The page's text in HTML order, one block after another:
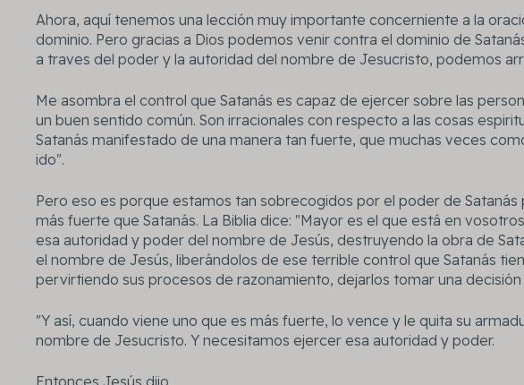
Ahora, aquí tenemos una lección muy importante concerniente a la
dominio. Pero gracias a Dios podemos venir contra el dominio de
a traves del poder y la autoridad del nombre de Jesucristo, podemos
Me asombra el control que Satanás es capaz de ejercer sobre las
un buen sentido común. Son irracionales con respecto a las cosas
Satanás manifestado de una manera tan fuerte, que muchas veces
ido".
Pero eso es porque estamos tan sobrecogidos por el poder de
más fuerte que Satanás. La Biblia dice: "Mayor es el que está en
esa autoridad y poder del nombre de Jesús, destruyendo la obra de
el nombre de Jesús, liberándolos de ese terrible control que Satanás
pervirtiendo sus procesos de razonamiento, dejarlos tomar una
"Y así, cuando viene uno que es más fuerte, lo vence y le quita su
nombre de Jesucristo. Y necesitamos ejercer esa autoridad y poder.